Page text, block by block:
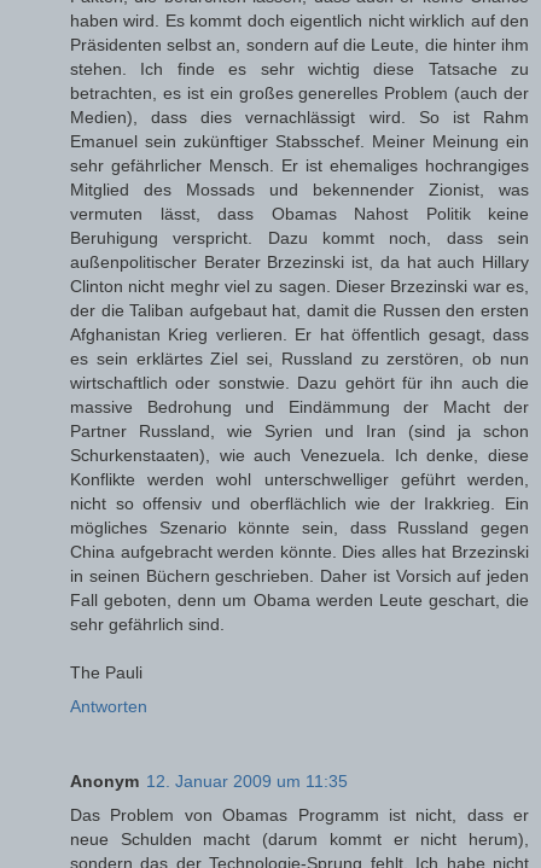
haben wird. Es kommt doch eigentlich nicht wirklich auf den
Präsidenten selbst an, sondern auf die Leute, die hinter ihm
stehen. Ich finde es sehr wichtig diese Tatsache zu
betrachten, es ist ein großes generelles Problem (auch der
Medien), dass dies vernachlässigt wird. So ist Rahm
Emanuel sein zukünftiger Stabsschef. Meiner Meinung ein
sehr gefährlicher Mensch. Er ist ehemaliges hochrangiges
Mitglied des Mossads und bekennender Zionist, was
vermuten lässt, dass Obamas Nahost Politik keine
Beruhigung verspricht. Dazu kommt noch, dass sein
außenpolitischer Berater Brzezinski ist, da hat auch Hillary
Clinton nicht meghr viel zu sagen. Dieser Brzezinski war es,
der die Taliban aufgebaut hat, damit die Russen den ersten
Afghanistan Krieg verlieren. Er hat öffentlich gesagt, dass
es sein erklärtes Ziel sei, Russland zu zerstören, ob nun
wirtschaftlich oder sonstwie. Dazu gehört für ihn auch die
massive Bedrohung und Eindämmung der Macht der
Partner Russland, wie Syrien und Iran (sind ja schon
Schurkenstaaten), wie auch Venezuela. Ich denke, diese
Konflikte werden wohl unterschwelliger geführt werden,
nicht so offensiv und oberflächlich wie der Irakkrieg. Ein
mögliches Szenario könnte sein, dass Russland gegen
China aufgebracht werden könnte. Dies alles hat Brzezinski
in seinen Büchern geschrieben. Daher ist Vorsich auf jeden
Fall geboten, denn um Obama werden Leute geschart, die
sehr gefährlich sind.
The Pauli
Antworten
Anonym 12. Januar 2009 um 11:35
Das Problem von Obamas Programm ist nicht, dass er
neue Schulden macht (darum kommt er nicht herum),
sondern das der Technologie-Sprung fehlt. Ich habe nicht